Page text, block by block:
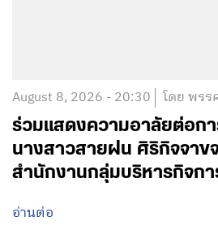
August 8, 2026 - 20:30 โดย พรร
ร่วมแสดงความอาลัยต่อกา
นางสาวสายฝน ศิริกิจจาขจ
สำนักงานกลุ่มบริหารกิจกา
อ่านต่อ